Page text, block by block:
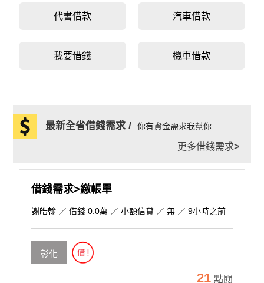
代書借款 汽車借款
我要借錢 機車借款
最新全省借錢需求 / 你有資金需求我幫你
更多借錢需求>
借錢需求>繳帳單
謝皓翰 ／ 借錢 0.0萬 ／ 小額信貸 ／ 無 ／ 9小時之前
彰化
21 點閱